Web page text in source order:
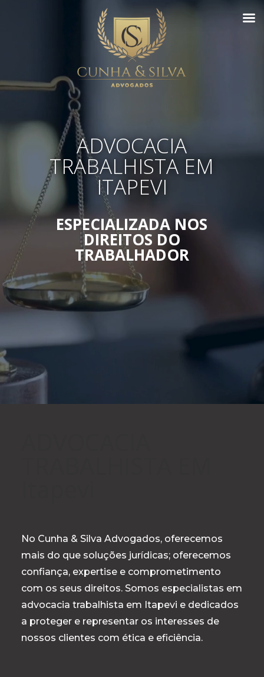
ADVOCACIA
TRABALHISTA EM
ITAPEVI
ESPECIALIZADA NOS
DIREITOS DO
TRABALHADOR
No Cunha & Silva Advogados, oferecemos
mais do que soluções jurídicas; oferecemos
confiança, expertise e comprometimento
com os seus direitos. Somos especialistas em
advocacia trabalhista em Itapevi e dedicados
a proteger e representar os interesses de
nossos clientes com ética e eficiência.